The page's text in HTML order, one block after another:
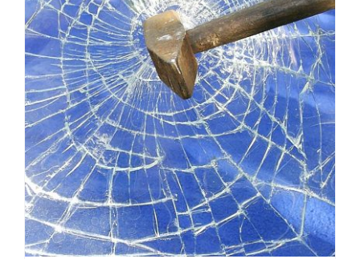
Varianten
auf.
Die
Optionen
können
auf
der
Produktseite
gewählt
werden